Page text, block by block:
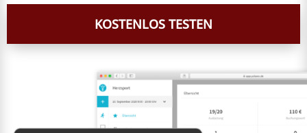
KOSTENLOS TESTEN